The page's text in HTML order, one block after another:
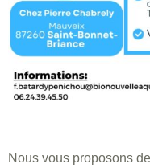
Nous vous proposons